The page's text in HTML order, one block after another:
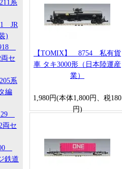
系
JR
)
セ
系
編
両セ
鉄道
【TOMIX】 8754 私有貨
車 タキ3000形（日本陸運産
業）
1,980円(本体1,800円、税180
円)